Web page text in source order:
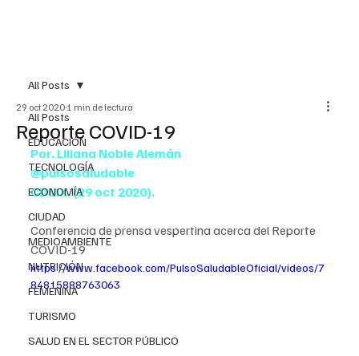
All Posts
EDUCACIÓN
TECNOLOGÍA
ECONOMÍA
CIUDAD
MEDIOAMBIENTE
NUTRICIÓN
FEMENINA
TURISMO
SALUD EN EL SECTOR PÚBLICO
All Posts
Reporte COVID-19
29 oct 2020 1 min de lectura
Por. Liliana Noble Alemán
@pulsosaludable
CDMX. (29 oct 2020).
Conferencia de prensa vespertina acerca del Reporte
COVID-19
https://www.facebook.com/PulsoSaludableOficial/videos/7
84815888763063